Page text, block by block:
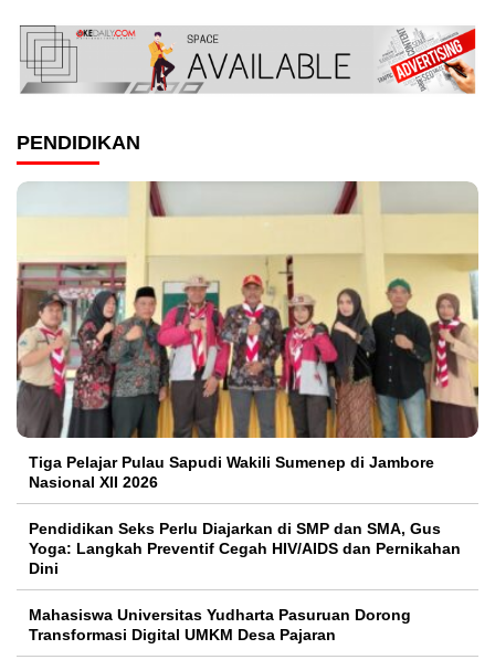
PENDIDIKAN
Tiga Pelajar Pulau Sapudi Wakili Sumenep di Jambore
Nasional XII 2026
Pendidikan Seks Perlu Diajarkan di SMP dan SMA, Gus
Yoga: Langkah Preventif Cegah HIV/AIDS dan Pernikahan
Dini
Mahasiswa Universitas Yudharta Pasuruan Dorong
Transformasi Digital UMKM Desa Pajaran